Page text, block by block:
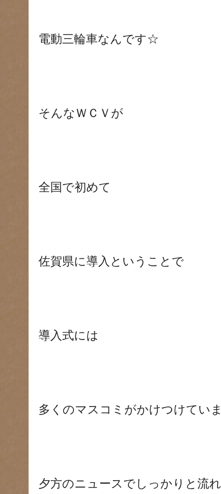
電動三輪車なんです☆
そんなＷＣＶが
全国で初めて
佐賀県に導入ということで
導入式には
多くのマスコミがかけつけてい
夕方のニュースでしっかりと流